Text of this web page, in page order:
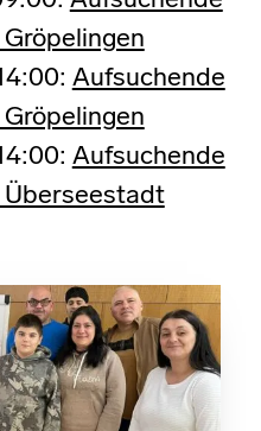
Aufsuchende
Aufsuchende